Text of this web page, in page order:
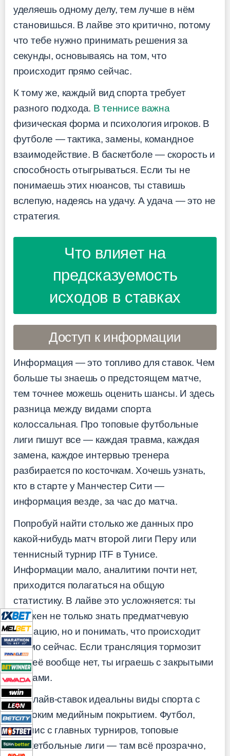
уделяешь одному делу, тем лучше в нём
становишься. В лайве это критично, потому
что тебе нужно принимать решения за
секунды, основываясь на том, что
происходит прямо сейчас.
К тому же, каждый вид спорта требует
разного подхода. В теннисе важна
физическая форма и психология игроков. В
футболе — тактика, замены, командное
взаимодействие. В баскетболе — скорость и
способность отыгрываться. Если ты не
понимаешь этих нюансов, ты ставишь
вслепую, надеясь на удачу. А удача — это не
стратегия.
Что влияет на
предсказуемость
исходов в ставках
Доступ к информации
Информация — это топливо для ставок. Чем
больше ты знаешь о предстоящем матче,
тем точнее можешь оценить шансы. И здесь
разница между видами спорта
колоссальная. Про топовые футбольные
лиги пишут все — каждая травма, каждая
замена, каждое интервью тренера
разбирается по косточкам. Хочешь узнать,
кто в старте у Манчестер Сити —
информация везде, за час до матча.
Попробуй найти столько же данных про
какой-нибудь матч второй лиги Перу или
теннисный турнир ITF в Тунисе.
Информации мало, аналитики почти нет,
приходится полагаться на общую
статистику. В лайве это усложняется: ты
должен не только знать предматчевую
ситуацию, но и понимать, что происходит
прямо сейчас. Если трансляция тормозит
или её вообще нет, ты играешь с закрытыми
глазами.
Для лайв-ставок идеальны виды спорта с
широким медийным покрытием. Футбол,
теннис с главных турниров, топовые
баскетбольные лиги — там всё прозрачно,